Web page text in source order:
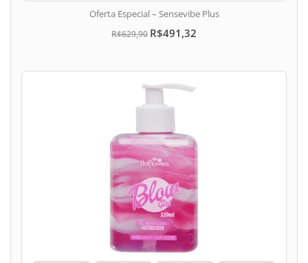
dias hora min seg
Oferta Especial – Sensevibe Plus
R$629,90 R$491,32